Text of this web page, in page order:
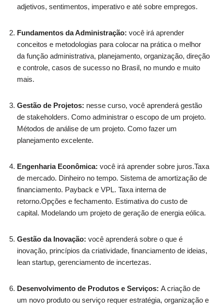
adjetivos, sentimentos, imperativo e até sobre empregos.
Fundamentos da Administração: você irá aprender
conceitos e metodologias para colocar na prática o melhor
da função administrativa, planejamento, organização, direção
e controle, casos de sucesso no Brasil, no mundo e muito
mais.
Gestão de Projetos: nesse curso, você aprenderá gestão
de stakeholders. Como administrar o escopo de um projeto.
Métodos de análise de um projeto. Como fazer um
planejamento excelente.
Engenharia Econômica: você irá aprender sobre juros.Taxa
de mercado. Dinheiro no tempo. Sistema de amortização de
financiamento. Payback e VPL. Taxa interna de
retorno.Opções e fechamento. Estimativa do custo de
capital. Modelando um projeto de geração de energia eólica.
Gestão da Inovação: você aprenderá sobre o que é
inovação, princípios da criatividade, financiamento de ideias,
lean startup, gerenciamento de incertezas.
Desenvolvimento de Produtos e Serviços: A criação de
um novo produto ou serviço requer estratégia, organização e